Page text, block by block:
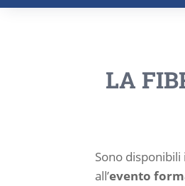
LA
Sono
all’evento